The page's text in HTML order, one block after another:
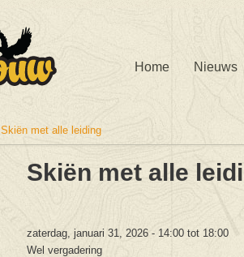
Home Nieuws
Skiën met alle leiding
Skiën met alle
zaterdag, januari 31, 2026 - 14:00 tot 18:00
Wel vergadering